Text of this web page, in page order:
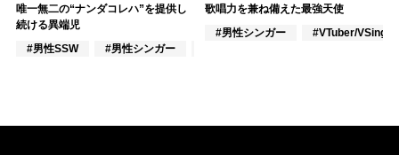
唯一無二の“ナンダコレハ”を提供し
続ける異端児
#男性SSW
#男性シンガー
歌唱力を兼ね備えた最強天使
#男性シンガー
#VTuber/VSinger